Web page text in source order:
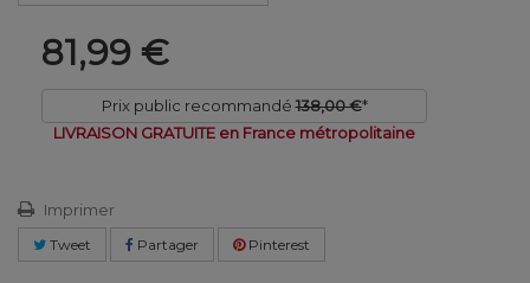
81,99 €
Prix public recommandé 138,00 €*
LIVRAISON GRATUITE en France métropolitaine
Imprimer
Tweet Partager Pinterest